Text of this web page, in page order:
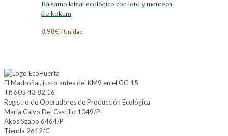
Bálsamo labial ecológico con loto y manteca
de kokum
8,98€ / Unidad
El Madroñal, justo antes del KM9 en el GC-15
Tf: 605 43 82 16
Registro de Operadores de Producción Ecológica
Maria Calvo Del Castillo 1049/P
Akos Szabo 6464/P
Tienda 2612/C